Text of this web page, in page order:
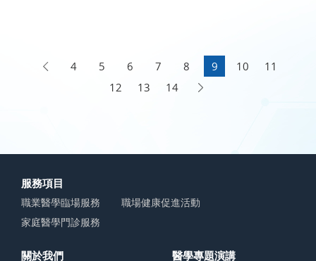
4 5 6 7 8 9 10
11
12
13 14
服務項目
職業醫學臨場服務
職場健康促進活動
家庭醫學門診服務
關於我們 醫學專題演講